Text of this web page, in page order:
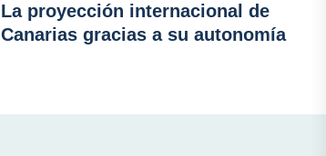
La proyección internacional de
Canarias gracias a su autonomía